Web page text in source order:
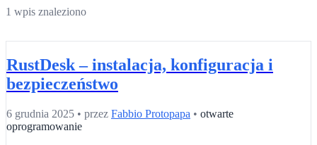
1 wpis znaleziono
RustDesk – instalacja, konfiguracja i
bezpieczeństwo
6 grudnia 2025 • przez Fabbio Protopapa • otwarte
oprogramowanie